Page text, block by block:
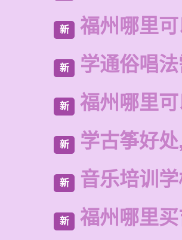
新 福州哪里
新 学通俗唱
新 福州哪里
新 学古筝好
新 音乐培训
新 福州哪里